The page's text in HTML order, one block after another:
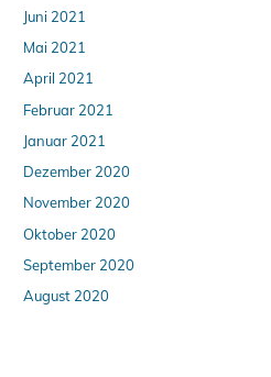
Juni 2021
Mai 2021
April 2021
Februar 2021
Januar 2021
Dezember 2020
November 2020
Oktober 2020
September 2020
August 2020